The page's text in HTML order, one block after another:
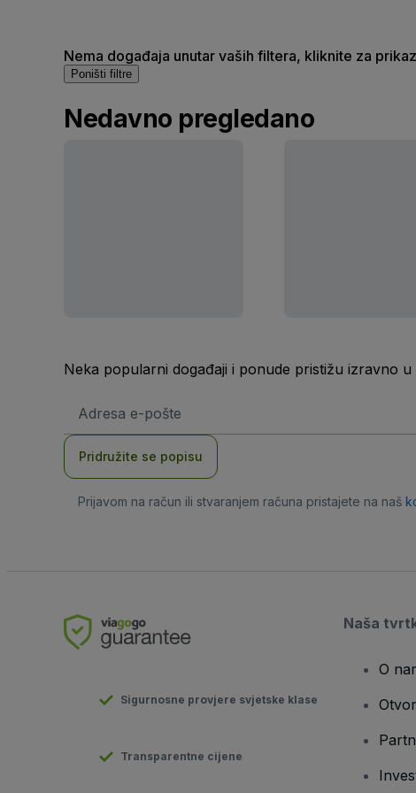
Nema događaja unutar vaših filtera, kliknite za
Poništi filtre
Nedavno pregledano
Neka popularni događaji i ponude pristižu izravno
mail
Pridružite se popisu
Prijavom na račun ili stvaranjem računa pristajete na naš
Sigurnosne provjere svjetske klase
Transparentne cijene
Naša
O